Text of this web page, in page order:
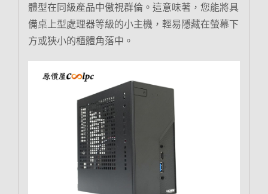
體型在同級產品中傲視群倫。這意味著，您能將具
備桌上型處理器等級的小主機，輕易隱藏在螢幕下
方或狹小的櫃體角落中。